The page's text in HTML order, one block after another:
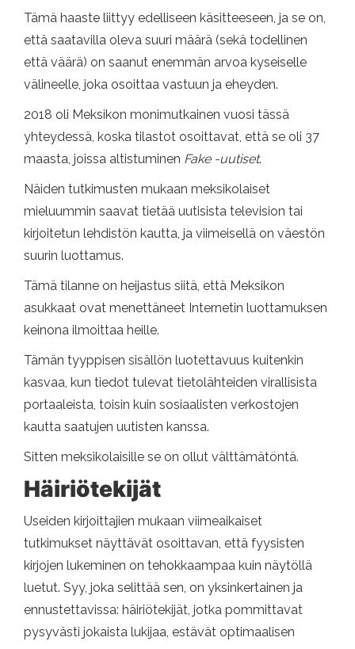
Tämä haaste liittyy edelliseen käsitteeseen, ja se on,
että saatavilla oleva suuri määrä (sekä todellinen
että väärä) on saanut enemmän arvoa kyseiselle
välineelle, joka osoittaa vastuun ja eheyden.
2018 oli Meksikon monimutkainen vuosi tässä
yhteydessä, koska tilastot osoittavat, että se oli 37
maasta, joissa altistuminen Fake -uutiset.
Näiden tutkimusten mukaan meksikolaiset
mieluummin saavat tietää uutisista television tai
kirjoitetun lehdistön kautta, ja viimeisellä on väestön
suurin luottamus.
Tämä tilanne on heijastus siitä, että Meksikon
asukkaat ovat menettäneet Internetin luottamuksen
keinona ilmoittaa heille.
Tämän tyyppisen sisällön luotettavuus kuitenkin
kasvaa, kun tiedot tulevat tietolähteiden virallisista
portaaleista, toisin kuin sosiaalisten verkostojen
kautta saatujen uutisten kanssa.
Sitten meksikolaisille se on ollut välttämätöntä.
Häiriötekijät
Useiden kirjoittajien mukaan viimeaikaiset
tutkimukset näyttävät osoittavan, että fyysisten
kirjojen lukeminen on tehokkaampaa kuin näytöllä
luetut. Syy, joka selittää sen, on yksinkertainen ja
ennustettavissa: häiriötekijät, jotka pommittavat
pysyvästi jokaista lukijaa, estävät optimaalisen